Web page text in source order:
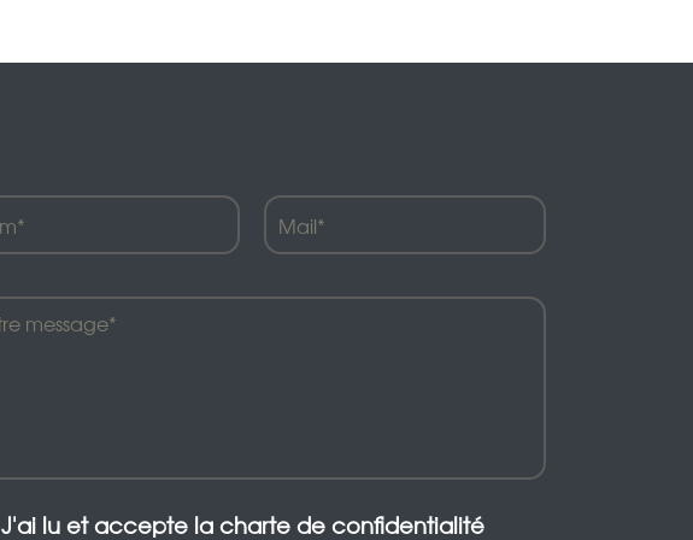
J'ai lu et accepte la charte de confidentialité